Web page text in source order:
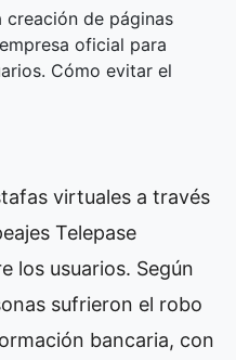
creación de páginas
oficial para
Cómo evitar el
virtuales a través
Telepase
los usuarios. Según
sufrieron el robo
bancaria, con